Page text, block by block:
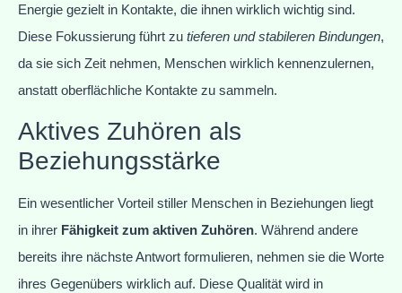
Energie gezielt in Kontakte, die ihnen wirklich wichtig sind.
Diese Fokussierung führt zu tieferen und stabileren Bindungen,
da sie sich Zeit nehmen, Menschen wirklich kennenzulernen,
anstatt oberflächliche Kontakte zu sammeln.
Aktives Zuhören als
Beziehungsstärke
Ein wesentlicher Vorteil stiller Menschen in Beziehungen liegt
in ihrer Fähigkeit zum aktiven Zuhören. Während andere
bereits ihre nächste Antwort formulieren, nehmen sie die Worte
ihres Gegenübers wirklich auf. Diese Qualität wird in